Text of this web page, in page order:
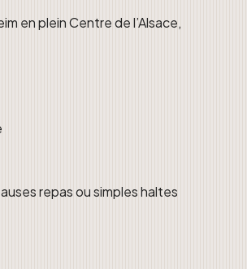
en plein Centre de l’Alsace,
repas ou simples haltes